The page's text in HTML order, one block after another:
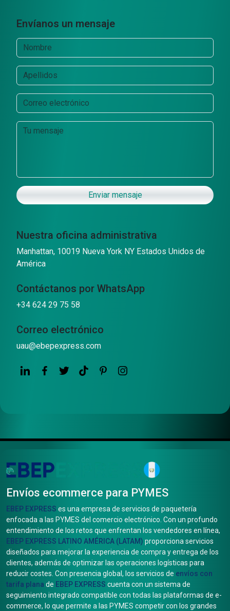
Envíanos un mensaje
Enviar mensaje
Nuestra oficina administrativa
Manhattan, 10019 Nueva York NY Estados Unidos de
América
Contáctanos por WhatsApp
+34 624 29 75 58
Correo electrónico
uau@ebepexpress.com
Envíos ecommerce para PYMES
EBEP EXPRESS es una empresa de servicios de paquetería
enfocada a las PYMES del comercio electrónico. Con un profundo
entendimiento de los retos que enfrentan los vendedores en línea,
EBEP EXPRESS LATINO AMÉRICA (LATAM) proporciona servicios
diseñados para mejorar la experiencia de compra y entrega de los
clientes, además de optimizar las operaciones logísticas para
reducir costes. Con presencia global, los servicios de envíos con
tarifa plana de EBEP EXPRESS cuenta con un sistema de
seguimiento integrado compatible con todas las plataformas de e-
commerce, lo que permite a las PYMES competir con los grandes